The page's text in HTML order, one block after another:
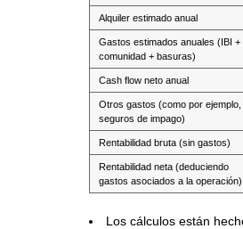
Alquiler estimado anual
Gastos estimados anuales (IBI +
comunidad + basuras)
Cash flow neto anual
Otros gastos (como por ejemplo,
seguros de impago)
Rentabilidad bruta (sin gastos)
Rentabilidad neta (deduciendo
gastos asociados a la operación)
Los cálculos están